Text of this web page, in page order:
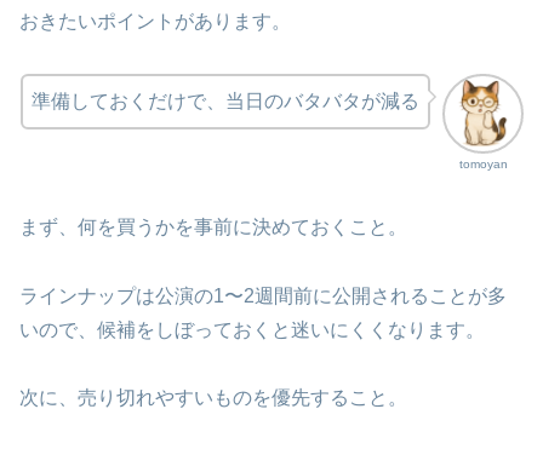
おきたいポイントがあります。
tomoyan
準備しておくだけで、当日のバタバタが減る
まず、何を買うかを事前に決めておくこと。
ラインナップは公演の1〜2週間前に公開されることが多
いので、候補をしぼっておくと迷いにくくなります。
次に、売り切れやすいものを優先すること。